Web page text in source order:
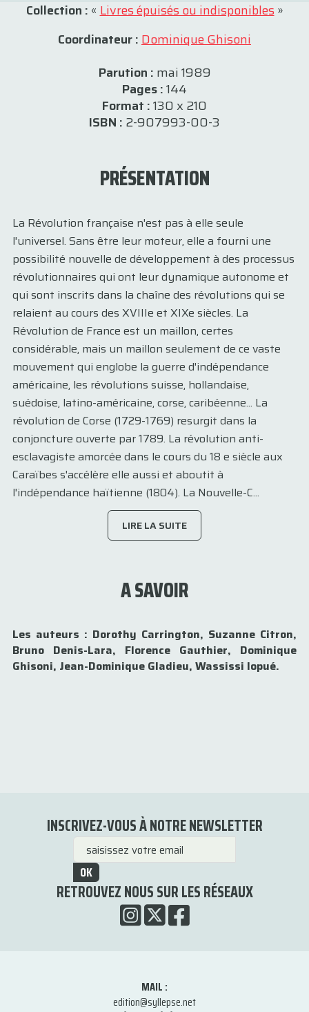
Collection : «Livres épuisés ou indisponibles»
Coordinateur :Dominique Ghisoni
Parution : mai 1989
Pages :144
Format :130 x 210
ISBN : 2-907993-00-3
PRÉSENTATION
La Révolution française n'est pas à elle seule
l'universel. Sans être leur moteur, elle a fourni une
possibilité nouvelle de développement à des processus
révolutionnaires qui ont leur dynamique autonome et
qui sont inscrits dans la chaîne des révolutions qui se
relaient au cours des XVIIIe et XIXe siècles. La
Révolution de France est un maillon, certes
considérable, mais un maillon seulement de ce vaste
mouvement qui englobe la guerre d'indépendance
américaine, les révolutions suisse, hollandaise,
suédoise, latino-américaine, corse, caribéenne... La
révolution de Corse (1729-1769) resurgit dans la
conjoncture ouverte par 1789. La révolution anti-
esclavagiste amorcée dans le cours du 18 e siècle aux
Caraïbes s'accélère elle aussi et aboutit à
l'indépendance haïtienne (1804). La Nouvelle-C...
LIRE LA SUITE
A SAVOIR
Les auteurs : Dorothy Carrington, Suzanne Citron,
Bruno Denis-Lara, Florence Gauthier, Dominique
Ghisoni, Jean-Dominique Gladieu, Wassissi Iopué.
INSCRIVEZ-VOUS À NOTRE NEWSLETTER
OK
RETROUVEZ NOUS SUR LES RÉSEAUX
MAIL :
edition@syllepse.net